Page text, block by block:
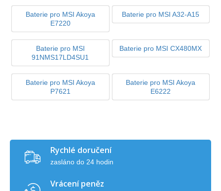
Baterie pro MSI Akoya
E7220
Baterie pro MSI A32-A15
Baterie pro MSI
91NMS17LD4SU1
Baterie pro MSI CX480MX
Baterie pro MSI Akoya
P7621
Baterie pro MSI Akoya
E6222
Rychlé doručení
zasláno do 24 hodin
Vrácení peněz